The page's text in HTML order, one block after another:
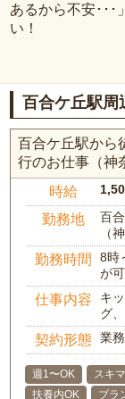
あるから不安･･･
い！
百合ケ丘駅周
百合ケ丘駅から
行のお仕事（神
時給
勤務地
百
（
勤務時間
8時
が
仕事内容
キ
グ
契約形態 業
週1〜OK スキ
扶養内OK
ブラ